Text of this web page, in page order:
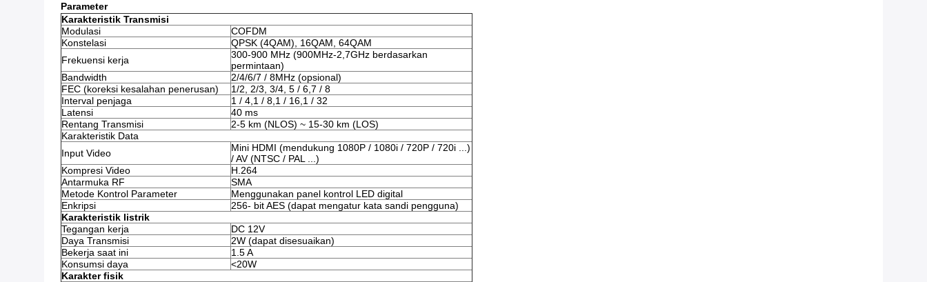
Parameter
Karakteristik Transmisi
Modulasi
COFDM
Konstelasi
QPSK (4QAM), 16QAM, 64QAM
Frekuensi kerja
300-900 MHz (900MHz-2,7GHz berdasarkan
permintaan)
Bandwidth
2/4/6/7 / 8MHz (opsional)
FEC (koreksi kesalahan penerusan)
1/2, 2/3, 3/4, 5 / 6,7 / 8
Interval penjaga
1 / 4,1 / 8,1 / 16,1 / 32
Latensi
40 ms
Rentang Transmisi
2-5 km (NLOS) ~ 15-30 km (LOS)
Karakteristik Data
Input Video
Mini HDMI (mendukung 1080P / 1080i / 720P / 720i ...)
/ AV (NTSC / PAL ...)
Kompresi Video
H.264
Antarmuka RF
SMA
Metode Kontrol Parameter
Menggunakan panel kontrol LED digital
Enkripsi
256- bit AES (dapat mengatur kata sandi pengguna)
Karakteristik listrik
Tegangan kerja
DC 12V
Daya Transmisi
2W (dapat disesuaikan)
Bekerja saat ini
1.5 A
Konsumsi daya
<20W
Karakter fisik